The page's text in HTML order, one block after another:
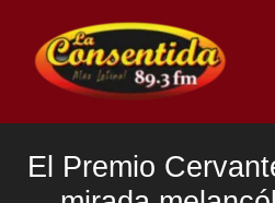
contenido
El Premio